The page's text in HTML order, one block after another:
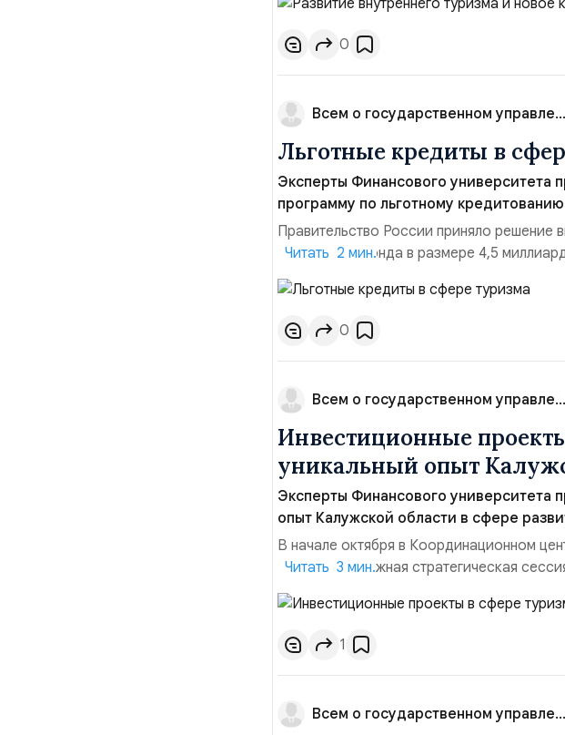
с нынешнего года интегрирована в
Приоритетом стало развитие
0
Всем о государственном управле...
Льготные кредиты в
Эксперты Финансового университета
программу по льготному
Правительство России приняло решение
резервного фонда в размере 4,5
которая направлена на льготное
направлены на реализацию проектов,
так и въездного туризма. Распоряжение
Читать 2 мин.
0
Всем о государственном управле...
Инвестиционные
уникальный опыт
Эксперты Финансового университета
опыт Калужской области в сфере
В начале октября в Координационном
состоялась важная стратегическая
руководством председателя
совещании также приняли участие
Дмитрий Чернышенко и министр
Читать 3 мин.
1
Всем о государственном управле...